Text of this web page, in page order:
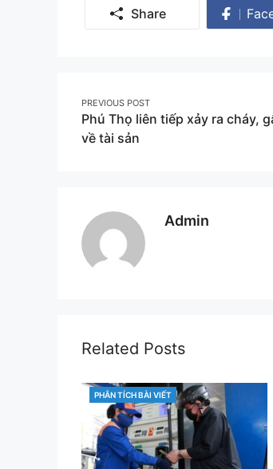
Share
Post
navigation
PREVIOUS POST
Phú Thọ liên tiếp xảy ra cháy,
về tài sản
Admin
Related Posts
CATEGORIES
PHÂN TÍCH BÀI VIẾT